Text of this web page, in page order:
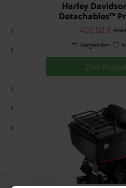
Harley
Detachables™
Rückenlehne
verstellbarer
52300258
402,02 €
Vergleichen
Zum